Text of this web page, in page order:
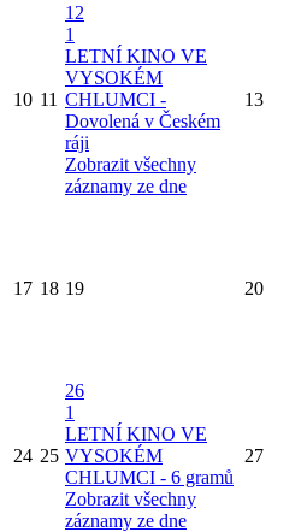
10 11
12
1
LETNÍ KINO VE
VYSOKÉM
CHLUMCI -
Dovolená v Českém
ráji
Zobrazit všechny
záznamy ze dne
13
17 18 19 20
24 25
26
1
LETNÍ KINO VE
VYSOKÉM
CHLUMCI - 6 gramů
Zobrazit všechny
záznamy ze dne
27